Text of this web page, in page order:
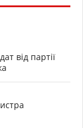
від партії